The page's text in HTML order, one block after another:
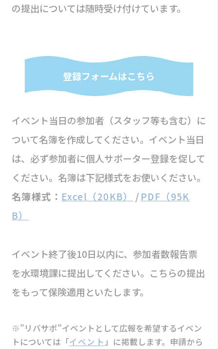
の提出については随時受け付けています。
登録フォームはこちら
イベント当日の参加者（スタッフ等も含む）に
ついて名簿を作成してください。イベント当日
は、必ず参加者に個人サポーター登録を促して
ください。名簿は下記様式をお使いください。
名簿様式： Excel（20KB） / PDF（95K
B）
イベント終了後10日以内に、参加者数報告票
を水環境課に提出してください。こちらの提出
をもって保険適用といたします。
※”リバサポ”イベントとして広報を希望するイベン
トについては「イベント」に掲載します。申請から